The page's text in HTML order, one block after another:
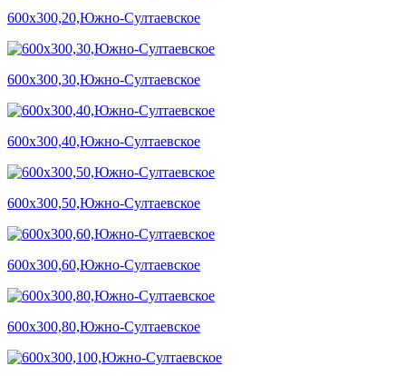
600х300,20,Южно-Султаевское
600х300,30,Южно-Султаевское
600х300,40,Южно-Султаевское
600х300,50,Южно-Султаевское
600х300,60,Южно-Султаевское
600х300,80,Южно-Султаевское